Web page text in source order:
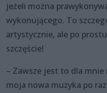
jeżeli można
wykonującego. To
artystycznie, ale po
szczęście!
– Zawsze jest to dla
moja nowa muzyka po